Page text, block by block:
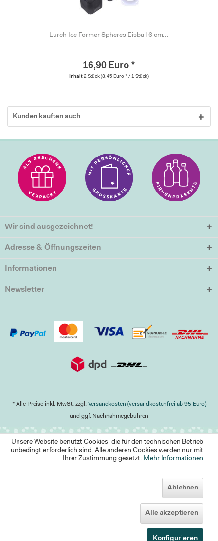
Lurch Ice Former Spheres Eisball 6 cm...
16,90 Euro *
Inhalt 2 Stück (8,45 Euro * / 1 Stück)
Kunden kauften auch
Wir sind ausgezeichnet!
Adresse & Öffnungszeiten
Informationen
Newsletter
* Alle Preise inkl. MwSt. zzgl. Versandkosten (versandkostenfrei ab 95 Euro)
und ggf. Nachnahmegebühren
Unsere Website benutzt Cookies, die für den technischen Betrieb
unbedingt erforderlich sind. Alle anderen Cookies werden nur mit
Ihrer Zustimmung gesetzt. Mehr Informationen
Ablehnen
Alle akzeptieren
Konfigurieren